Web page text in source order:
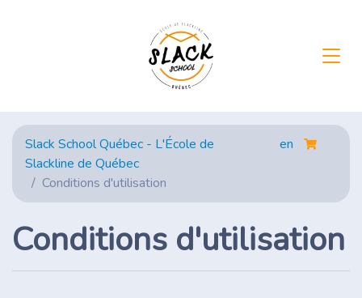
Slack School Québec - L'École de
Slackline de Québec
Conditions d'utilisation
en
Conditions d'utilisation